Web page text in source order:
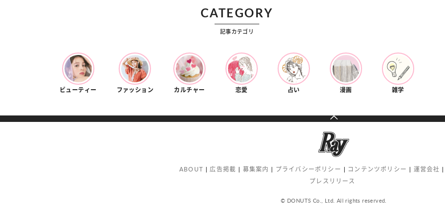
CATEGORY
記事カテゴリ
ビューティー ファッション カルチャー 恋愛 占い 漫画 雑学
ABOUT 広告掲載 募集案内 プライバシーポリシー コンテンツポリシー 運営会社
プレスリリース
© DONUTS Co., Ltd. All rights reserved.